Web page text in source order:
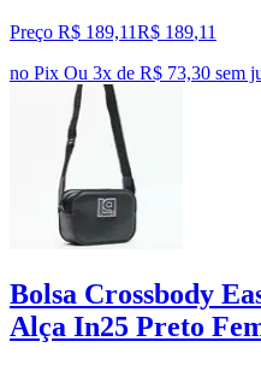
Preço R$ 189,11R$ 189,11
no Pix Ou 3x de R$ 73,30 sem
Bolsa Crossbody
Alça In25 Preto